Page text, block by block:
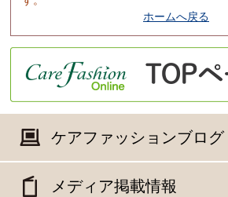
ホームへ戻る
ケアファッションブログ
メディア掲載情報